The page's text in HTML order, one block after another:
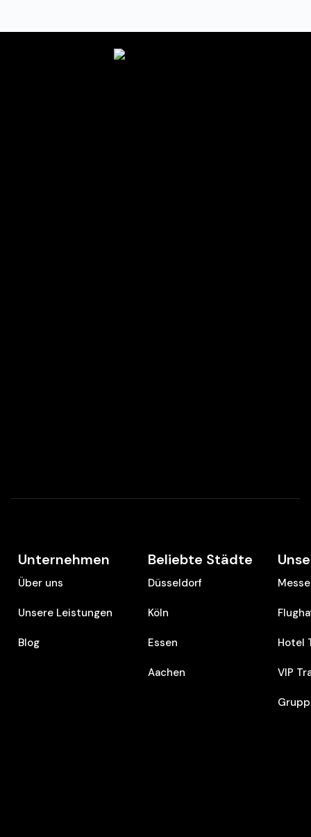
Unternehmen
Über uns
Unsere Leistungen
Blog
Beliebte Städte
Düsseldorf
Köln
Essen
Aachen
Hotel
VIP